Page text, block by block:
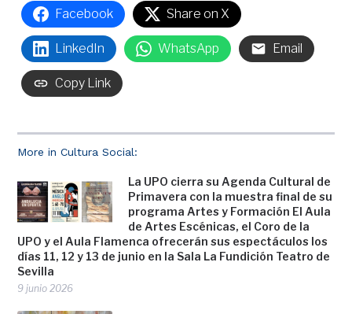
More in Cultura Social:
La UPO cierra su Agenda Cultural de
Primavera con la muestra final de su
programa Artes y Formación El Aula
de Artes Escénicas, el Coro de la
UPO y el Aula Flamenca ofrecerán sus espectáculos los
días 11, 12 y 13 de junio en la Sala La Fundición Teatro de
Sevilla
9 junio 2026
Facebook Share on X
LinkedIn WhatsApp Email
Copy Link